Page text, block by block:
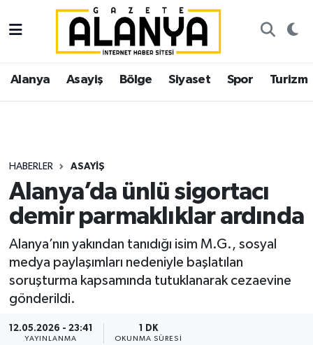
Alanya Asayiş Bölge Siyaset Spor Turizm
HABERLER ASAYIŞ
Alanya’da ünlü sigortacı
demir parmaklıklar ardında
Alanya’nın yakından tanıdığı isim M.G., sosyal
medya paylaşımları nedeniyle başlatılan
soruşturma kapsamında tutuklanarak cezaevine
gönderildi.
12.05.2026 - 23:41
YAYINLANMA
1 DK
OKUNMA SÜRESI
Alanya
Asayiş
Siyaset
Spor
Ekonomi
Gazipaşa
İstanbul Nöbetçi Eczaneler
İstanbul Hava Durumu
Süper Lig Puan Durumu ve Fikstür
Tüm Manşetler
Son Dakika Haberleri
Haber Arşivi